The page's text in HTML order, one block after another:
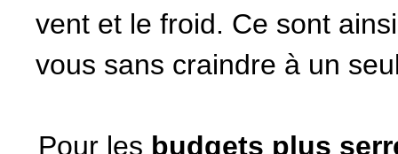
vent et le froid. Ce sont
vous sans craindre à un
Pour les budgets plus